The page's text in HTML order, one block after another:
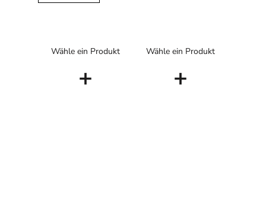
Wähle ein Produkt
+
Wähle ein Produkt
+